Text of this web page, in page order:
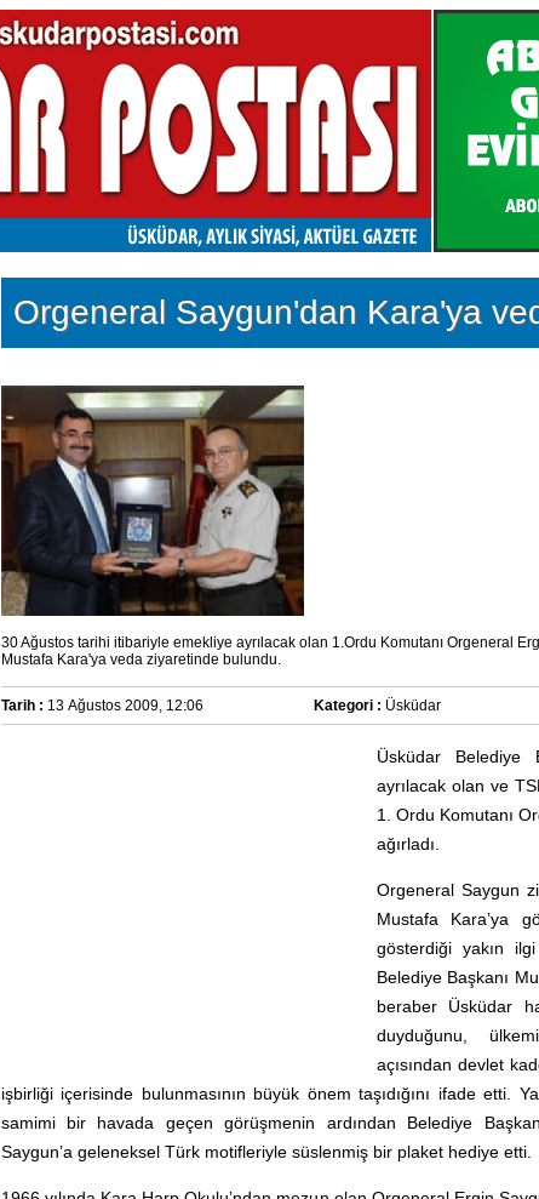
Orgeneral Saygun'dan Kara'ya
30 Ağustos tarihi itibariyle emekliye ayrılacak olan 1.Ordu Komutanı Orgeneral
Mustafa Kara'ya veda ziyaretinde bulundu.
Tarih : 13 Ağustos 2009, 12:06 Kategori : Üsküdar
Üsküdar Belediye
ayrılacak olan ve
1. Ordu Komutanı
ağırladı.
Orgeneral Saygun
Mustafa Kara’ya
gösterdiği yakın
Belediye Başkanı
beraber Üsküdar
duyduğunu,
açısından devlet
işbirliği içerisinde bulunmasının büyük önem taşıdığını ifade etti.
samimi bir havada geçen görüşmenin ardından Belediye
Saygun’a geleneksel Türk motifleriyle süslenmiş bir plaket hediye etti.